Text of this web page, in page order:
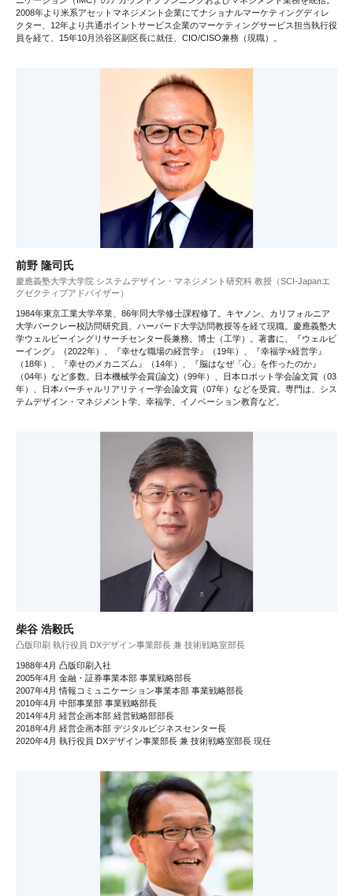
2008年より米系アセットマネジメント企業にてナショナルマーケティングディレ
クター、12年より共通ポイントサービス企業のマーケティングサービス担当執行役
員を経て、15年10月渋谷区副区長に就任、CIO/CISO兼務（現職）。
前野 隆司氏
慶應義塾大学大学院 システムデザイン・マネジメント研究科 教授（SCI-Japanエ
グゼクティブアドバイザー）
1984年東京工業大学卒業、86年同大学修士課程修了。キヤノン、カリフォルニア
大学バークレー校訪問研究員、ハーバード大学訪問教授等を経て現職。慶應義塾大
学ウェルビーイングリサーチセンター長兼務。博士（工学）。著書に、『ウェルビ
ーイング』（2022年）、『幸せな職場の経営学』（19年）、『幸福学×経営学』
（18年）、『幸せのメカニズム』（14年）、『脳はなぜ「心」を作ったのか』
（04年）など多数。日本機械学会賞(論文)（99年）、日本ロボット学会論文賞（03
年）、日本バーチャルリアリティー学会論文賞（07年）などを受賞。専門は、シス
テムデザイン・マネジメント学、幸福学、イノベーション教育など。
柴谷 浩毅氏
凸版印刷 執行役員 DXデザイン事業部長 兼 技術戦略室部長
1988年4月 凸版印刷入社
2005年4月 金融・証券事業本部 事業戦略部長
2007年4月 情報コミュニケーション事業本部 事業戦略部長
2010年4月 中部事業部 事業戦略部長
2014年4月 経営企画本部 経営戦略部部長
2018年4月 経営企画本部 デジタルビジネスセンター長
2020年4月 執行役員 DXデザイン事業部長 兼 技術戦略室部長 現任